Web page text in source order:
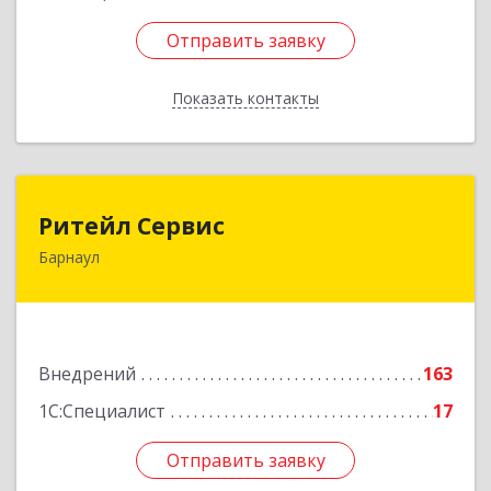
Отправить заявку
Показать контакты
Отправить заявку
Назад
Ритейл Сервис
Барнаул
Внедрений
163
1С:Специалист
17
Отправить заявку
656037, Алтайский край, Барнаул г, Калинина
Отправить заявку